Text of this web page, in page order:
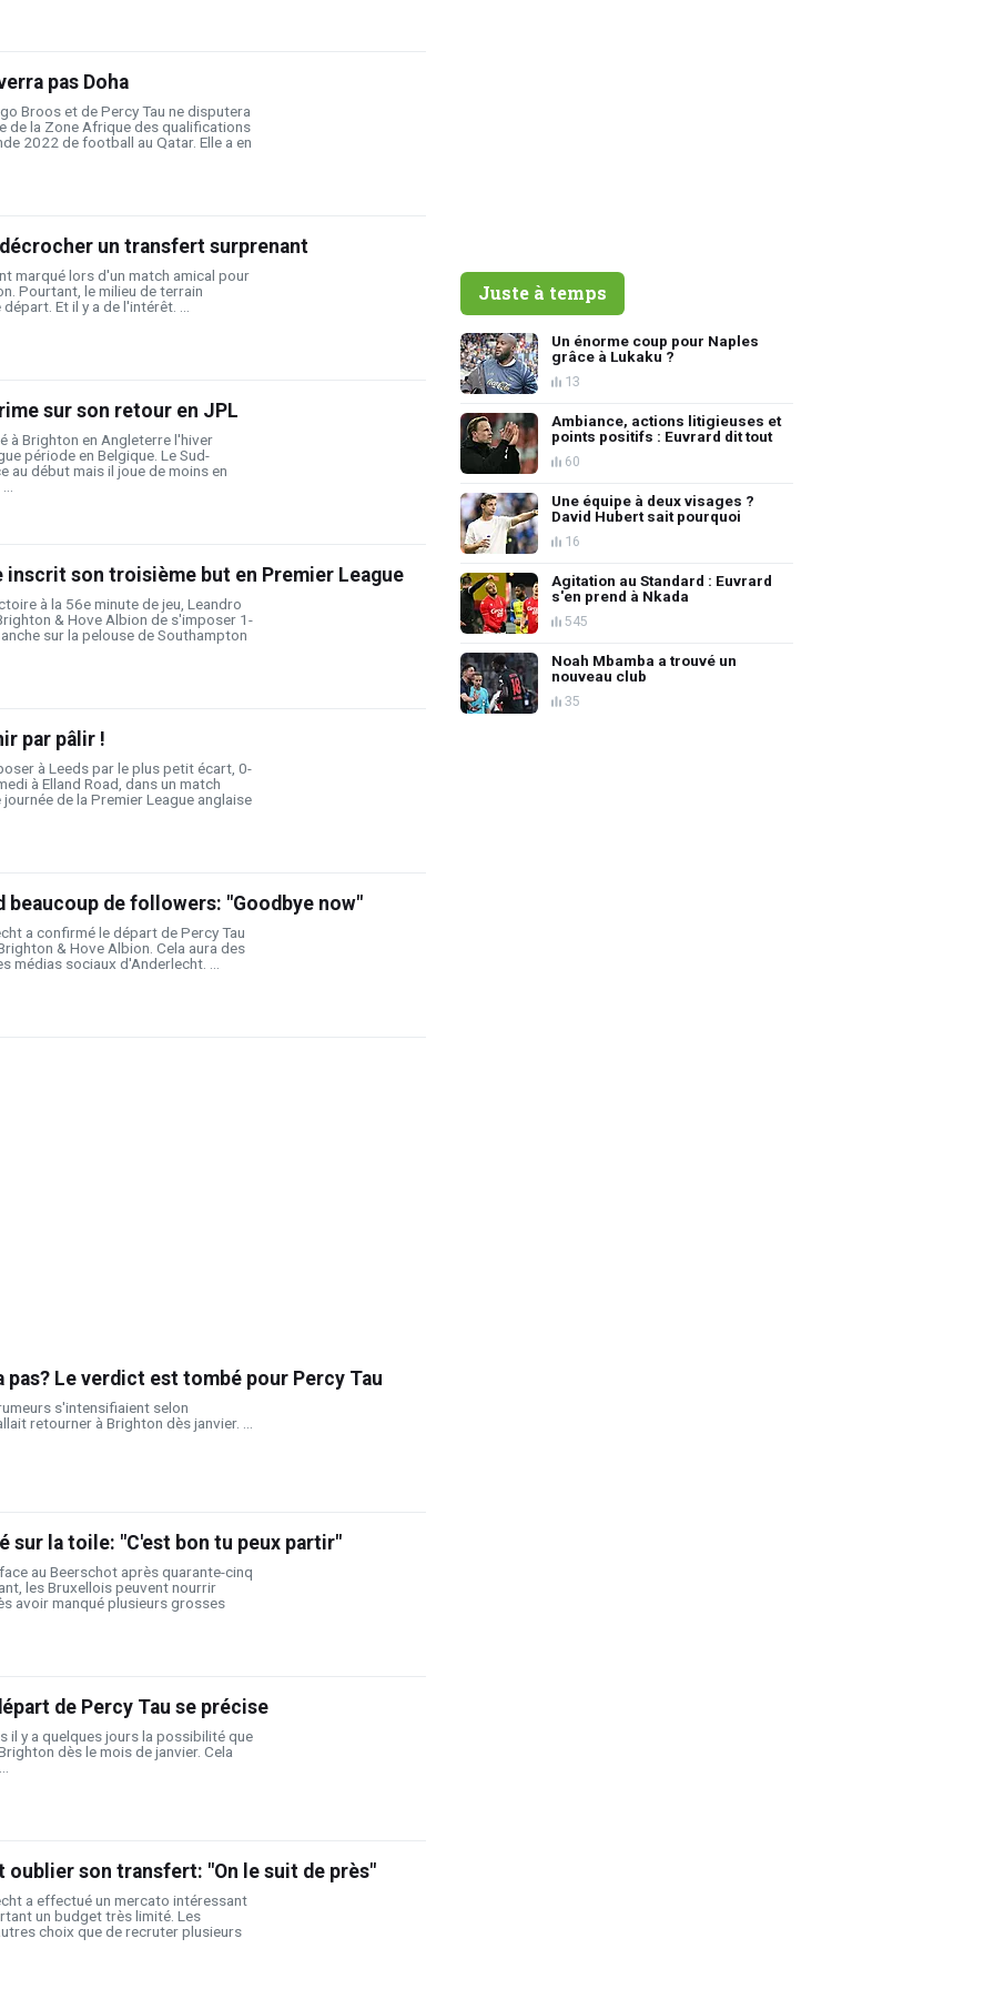
pas Doha
Broos et de Percy Tau ne disputera
de la Zone Afrique des qualifications
2022 de football au Qatar. Elle a en
un transfert surprenant
marqué lors d'un match amical pour
Pourtant, le milieu de terrain
Et il y a de l'intérêt. ...
sur son retour en JPL
à Brighton en Angleterre l'hiver
période en Belgique. Le Sud-
au début mais il joue de moins en
inscrit son troisième but en Premier League
à la 56e minute de jeu, Leandro
& Hove Albion de s'imposer 1-
sur la pelouse de Southampton
par pâlir !
à Leeds par le plus petit écart, 0-
à Elland Road, dans un match
de la Premier League anglaise
beaucoup de followers: "Goodbye now"
a confirmé le départ de Percy Tau
& Hove Albion. Cela aura des
médias sociaux d'Anderlecht. ...
pas? Le verdict est tombé pour Percy Tau
s'intensifiaient selon
retourner à Brighton dès janvier. ...
sur la toile: "C'est bon tu peux partir"
au Beerschot après quarante-cinq
les Bruxellois peuvent nourrir
avoir manqué plusieurs grosses
de Percy Tau se précise
il y a quelques jours la possibilité que
dès le mois de janvier. Cela
oublier son transfert: "On le suit de près"
a effectué un mercato intéressant
un budget très limité. Les
choix que de recruter plusieurs
Juste à temps
Un énorme coup pour Naples
grâce à Lukaku ?
13
Ambiance, actions litigieuses et
points positifs : Euvrard dit tout
60
Une équipe à deux visages ?
David Hubert sait pourquoi
16
Agitation au Standard : Euvrard
s'en prend à Nkada
545
Noah Mbamba a trouvé un
nouveau club
35